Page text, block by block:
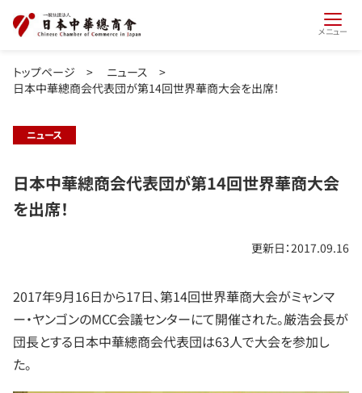
メニュー
トップページ > ニュース >
日本中華總商会代表団が第14回世界華商大会を出席！
ニュース
日本中華總商会代表団が第14回世界華商大会
を出席！
更新日：2017.09.16
2017年9月16日から17日、第14回世界華商大会がミャンマ
ー・ヤンゴンのMCC会議センターにて開催された。厳浩会長が
団長とする日本中華總商会代表団は63人で大会を参加し
た。